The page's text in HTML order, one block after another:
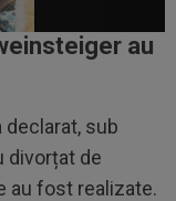
au
declarat, sub
divorțat de
au fost realizate.